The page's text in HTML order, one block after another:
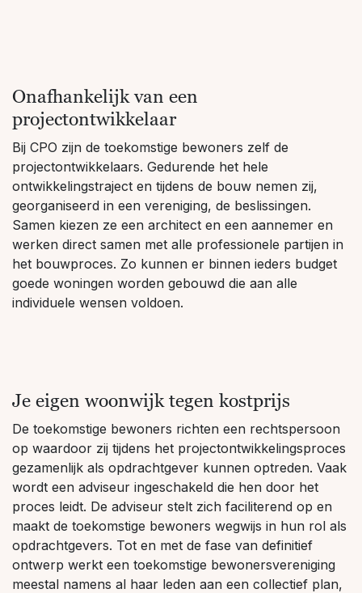
Onafhankelijk van een
projectontwikkelaar
Bij CPO zijn de toekomstige bewoners zelf de
projectontwikkelaars. Gedurende het hele
ontwikkelingstraject en tijdens de bouw nemen zij,
georganiseerd in een vereniging, de beslissingen.
Samen kiezen ze een architect en een aannemer en
werken direct samen met alle professionele partijen in
het bouwproces. Zo kunnen er binnen ieders budget
goede woningen worden gebouwd die aan alle
individuele wensen voldoen.
Je eigen woonwijk tegen kostprijs
De toekomstige bewoners richten een rechtspersoon
op waardoor zij tijdens het projectontwikkelingsproces
gezamenlijk als opdrachtgever kunnen optreden. Vaak
wordt een adviseur ingeschakeld die hen door het
proces leidt. De adviseur stelt zich faciliterend op en
maakt de toekomstige bewoners wegwijs in hun rol als
opdrachtgevers. Tot en met de fase van definitief
ontwerp werkt een toekomstige bewonersvereniging
meestal namens al haar leden aan een collectief plan,